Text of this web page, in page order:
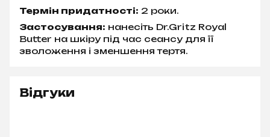
Термін придатності: 2 роки.
Застосування: нанесіть Dr.Gritz Royal
Butter на шкіру під час сеансу для її
зволоження і зменшення тертя.
Відгуки